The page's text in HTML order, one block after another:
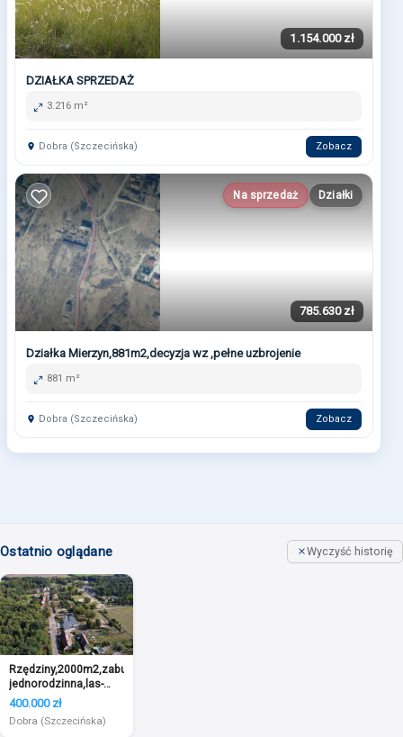
1.154.000 zł
DZIAŁKA SPRZEDAŻ
3.216 m²
Dobra (Szczecińska) Zobacz
Na sprzedaż Działki
785.630 zł
Działka Mierzyn,881m2,decyzja wz ,pełne uzbrojenie
881 m²
Dobra (Szczecińska) Zobacz
Ostatnio oglądane Wyczyść historię
Rzędziny,2000m2,zabud.
jednorodzinna,las-
park.
400.000 zł
Dobra (Szczecińska)